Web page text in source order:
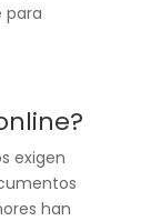
para
exigen
han